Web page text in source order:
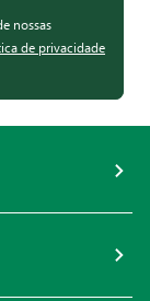
nossas
de privacidade